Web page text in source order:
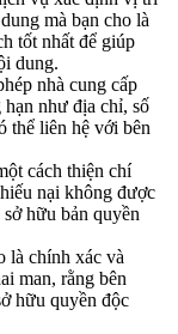
mà bạn cho là
tốt nhất để giúp
dung.
nhà cung cấp
như địa chỉ, số
thể liên hệ với bên
cách thiện chí
nại không được
hữu bản quyền
là chính xác và
man, rằng bên
hữu quyền độc